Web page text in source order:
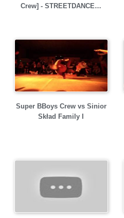
Crew] - STREETDANCE…
Super BBoys Crew vs Sinior
Skład Family I